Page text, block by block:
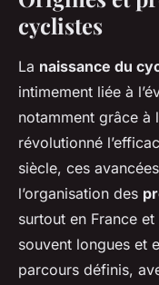
cyclistes
La naissance du
intimement liée à
notamment grâce à
révolutionné
siècle, ces
l’organisation des
surtout en France
souvent longues et
parcours définis,